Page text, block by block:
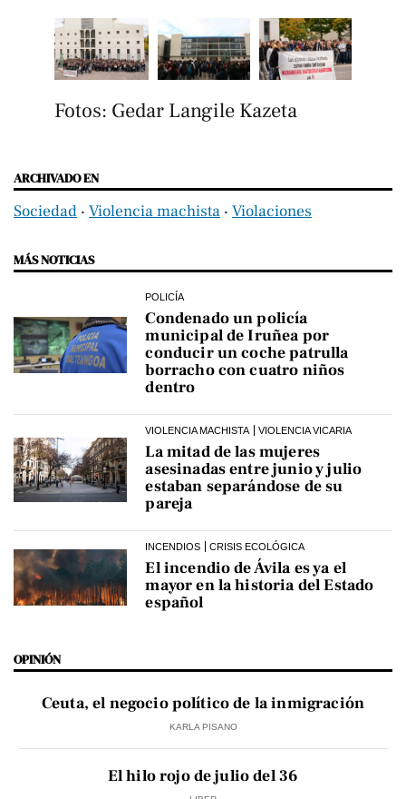
Fotos: Gedar Langile Kazeta
ARCHIVADO EN
Sociedad ‧ Violencia machista ‧ Violaciones
MÁS NOTICIAS
POLICÍA
Condenado un policía
municipal de Iruñea por
conducir un coche patrulla
borracho con cuatro niños
dentro
VIOLENCIA MACHISTA VIOLENCIA VICARIA
La mitad de las mujeres
asesinadas entre junio y julio
estaban separándose de su
pareja
INCENDIOS CRISIS ECOLÓGICA
El incendio de Ávila es ya el
mayor en la historia del Estado
español
OPINIÓN
Ceuta, el negocio político de la inmigración
KARLA PISANO
El hilo rojo de julio del 36